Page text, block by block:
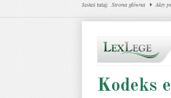
Jesteś tutaj: Strona główna Akty
Kodeks